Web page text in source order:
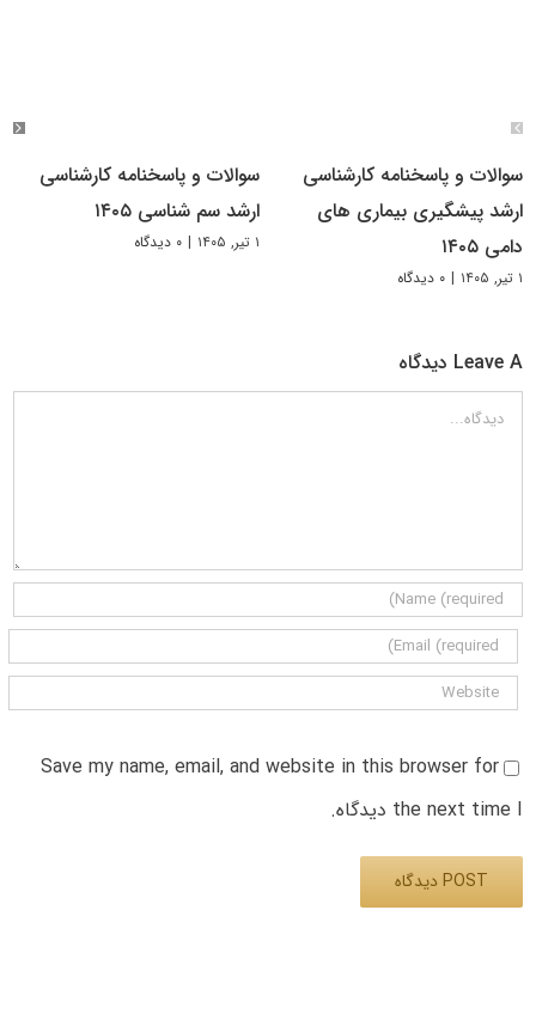
سوالات و پاسخنامه کارشناسی
ارشد پیشگیری بیماری های
دامی ۱۴۰۵
۱ تیر, ۱۴۰۵ | ۰ دیدگاه
سوالات و پاسخنامه کارشناسی
ارشد سم شناسی ۱۴۰۵
۱ تیر, ۱۴۰۵ | ۰ دیدگاه
Leave A دیدگاه
دیدگاه
Save my name, email, and website in this browser for
the next time I دیدگاه.